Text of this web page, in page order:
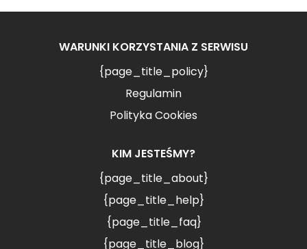
WARUNKI KORZYSTANIA Z SERWISU
{page_title_policy}
Regulamin
Polityka Cookies
KIM JESTEŚMY?
{page_title_about}
{page_title_help}
{page_title_faq}
{page_title_blog}